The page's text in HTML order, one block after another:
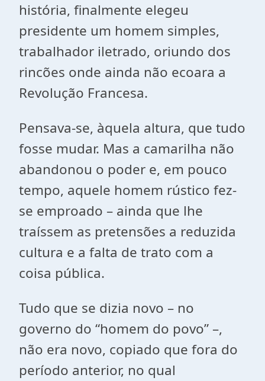
história, finalmente elegeu
presidente um homem simples,
trabalhador iletrado, oriundo dos
rincões onde ainda não ecoara a
Revolução Francesa.
Pensava-se, àquela altura, que tudo
fosse mudar. Mas a camarilha não
abandonou o poder e, em pouco
tempo, aquele homem rústico fez-
se emproado – ainda que lhe
traíssem as pretensões a reduzida
cultura e a falta de trato com a
coisa pública.
Tudo que se dizia novo – no
governo do “homem do povo” –,
não era novo, copiado que fora do
período anterior, no qual